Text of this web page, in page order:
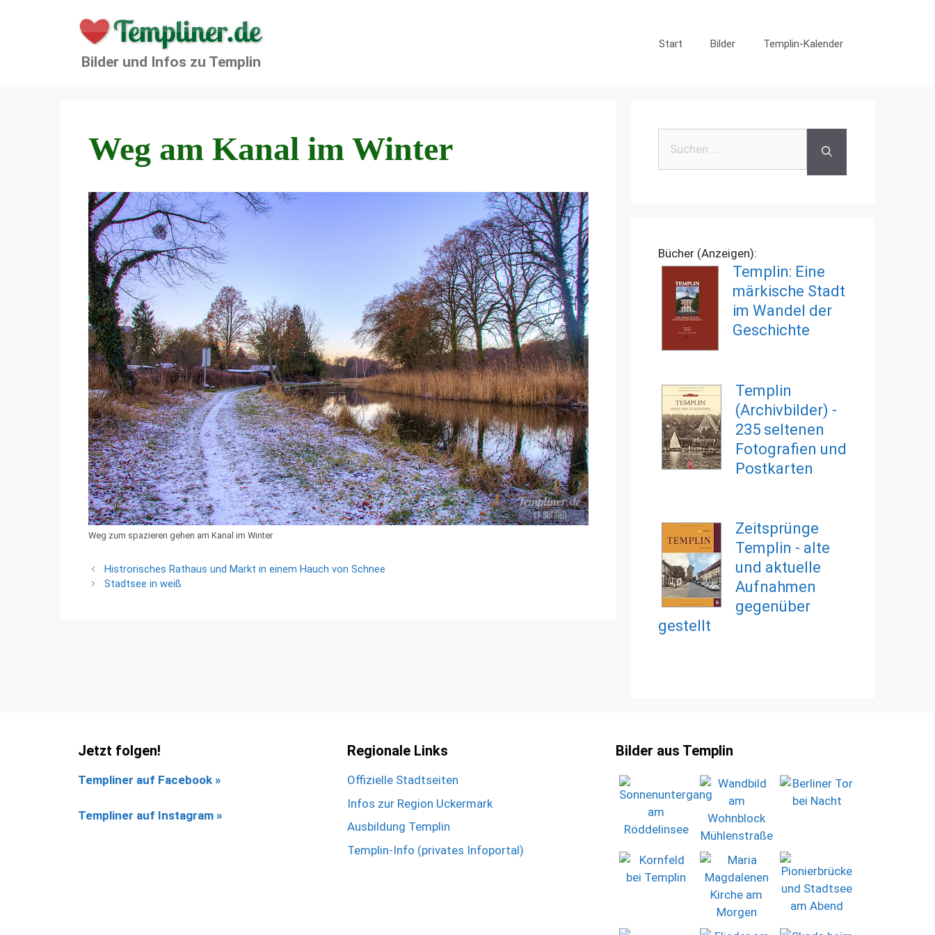
Bilder und Infos zu Templin
Start Bilder Templin-Kalender
Weg am Kanal im Winter
Weg zum spazieren gehen am Kanal im Winter
Histrorisches Rathaus und Markt in einem Hauch von Schnee
Stadtsee in weiß
nach:
Bücher (Anzeigen):
Templin: Eine
märkische Stadt
im Wandel der
Geschichte
Templin
(Archivbilder) -
235 seltenen
Fotografien und
Postkarten
Zeitsprünge
Templin - alte
und aktuelle
Aufnahmen
gegenüber
gestellt
Jetzt folgen!
Templiner auf Facebook »
Templiner auf Instagram »
Regionale Links
Offizielle Stadtseiten
Infos zur Region Uckermark
Ausbildung Templin
Templin-Info (privates Infoportal)
Bilder aus Templin